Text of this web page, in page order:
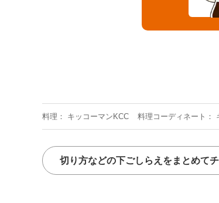
料理 キッコーマンKCC 料理コーディネート
切り方などの下ごしらえをまとめて